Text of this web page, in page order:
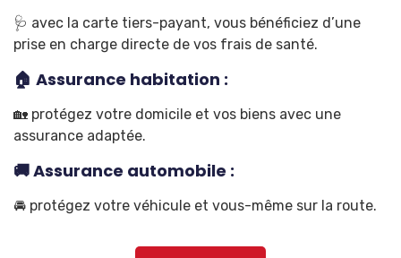
🩺 avec la carte tiers-payant, vous bénéficiez d’une
prise en charge directe de vos frais de santé.
🏠 Assurance habitation :
🏡 protégez votre domicile et vos biens avec une
assurance adaptée.
🚚 Assurance automobile :
🚘 protégez votre véhicule et vous-même sur la route.